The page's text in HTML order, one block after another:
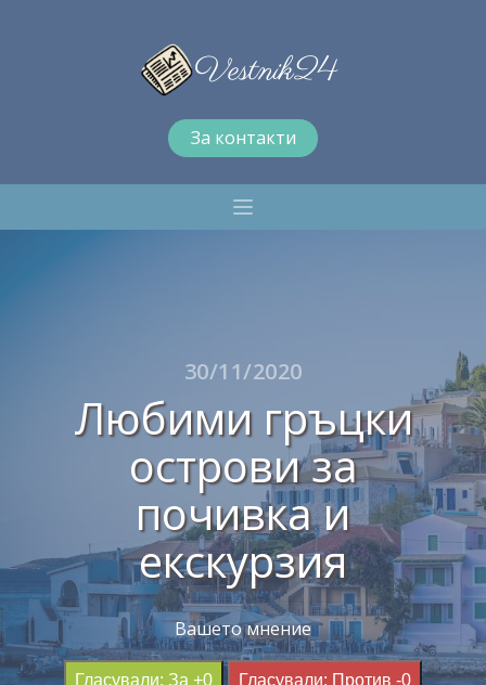
За контакти
30/11/2020
Любими гръцки
острови за
почивка и
екскурзия
Вашето мнение
Гласували: За +0 Гласували: Против -0